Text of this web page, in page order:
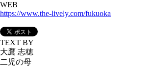
WEB
https://www.the-lively.com/fukuoka
TEXT BY
大鷹 志穂
二児の母